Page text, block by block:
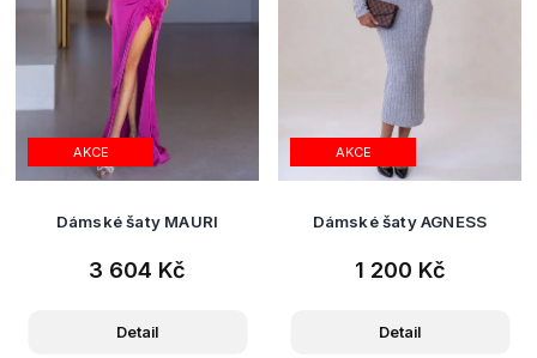
AKCE
Dámské šaty MAURI
3 604 Kč
Detail
AKCE
Dámské šaty AGNESS
1 200 Kč
Detail